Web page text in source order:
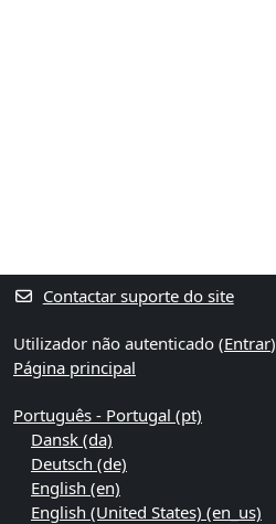
Contactar suporte do site
Utilizador não autenticado (Entrar)
Página principal
Português - Portugal ‎(pt)‎
Dansk ‎(da)‎
Deutsch ‎(de)‎
English ‎(en)‎
English (United States) ‎(en_us)‎